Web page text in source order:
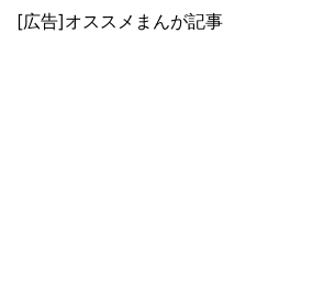
[広告]オススメまんが記事